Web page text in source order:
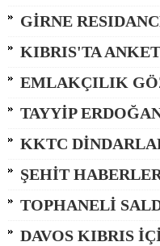
GİRNE
KIBRIS'TA
EMLAKÇILIK
TAYYİP
KKTC
ŞEHİT
TOPHANELİ
DAVOS KIBRIS